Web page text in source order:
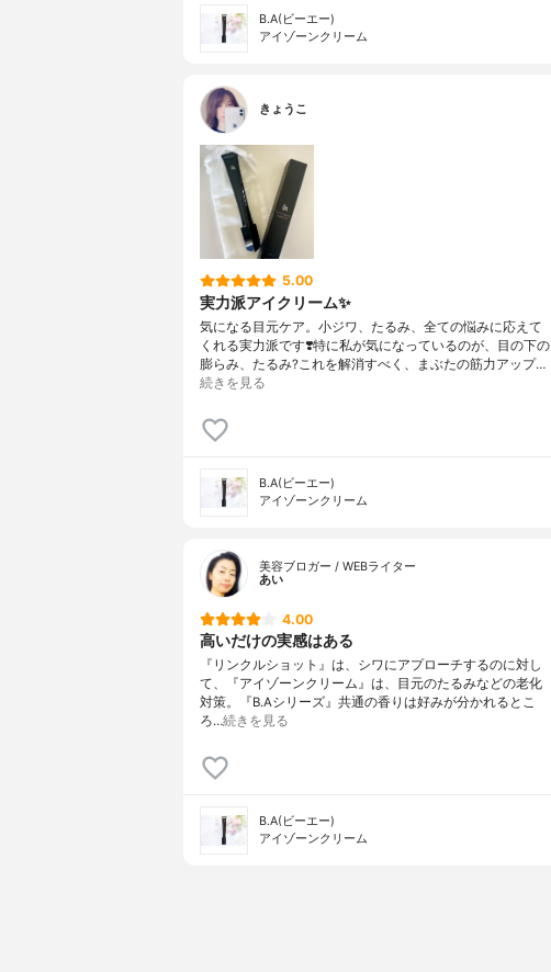
B.A(ビーエー)
アイゾーンクリーム
きょうこ
5.00
実力派アイクリーム✨
気になる目元ケア。小ジワ、たるみ、全ての悩みに応えて
くれる実力派です❣️特に私が気になっているのが、目の下の
膨らみ、たるみ?これを解消すべく、まぶたの筋力アップ…
続きを見る
B.A(ビーエー)
アイゾーンクリーム
美容ブロガー / WEBライター
あい
4.00
高いだけの実感はある
『リンクルショット』は、シワにアプローチするのに対し
て、『アイゾーンクリーム』は、目元のたるみなどの老化
対策。『B.Aシリーズ』共通の香りは好みが分かれるとこ
ろ…続きを見る
B.A(ビーエー)
アイゾーンクリーム